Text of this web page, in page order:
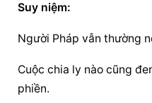
Suy niệm:
Người Pháp vẫn thường
Cuộc chia ly nào cũng
phiền.